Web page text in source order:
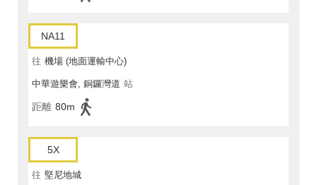
NA11
往 機場 (地面運輸中心)
中華遊樂會, 銅鑼灣道 站
距離 80m
5X
往 堅尼地城